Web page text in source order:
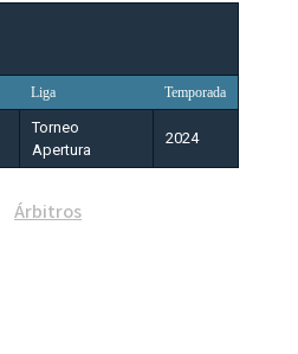
Liga Temporada
Torneo
Apertura
2024
Árbitros